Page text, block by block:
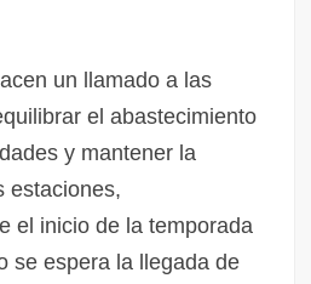
un llamado a las
el abastecimiento
y mantener la
estaciones,
el inicio de la temporada
se espera la llegada de